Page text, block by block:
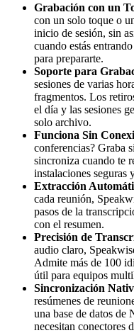
Grabación con un
con un solo toque o
inicio de sesión, sin
cuando estás
para prepararte.
Soporte para
sesiones de varias
fragmentos. Los
el día y las sesiones
solo archivo.
Funciona Sin
conferencias? Graba
sincroniza cuando te
instalaciones
Extracción
cada reunión,
pasos de la
con el resumen.
Precisión de
audio claro,
Admite más de 100
útil para equipos
Sincronización
resúmenes de
una base de datos de
necesitan conectores